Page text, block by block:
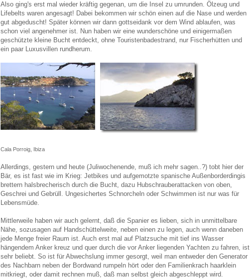
Also ging's erst mal wieder kräftig gegenan, um die Insel zu umrunden. Ölzeug und
Lifebelts waren angesagt! Dabei bekommen wir schön einen auf die Nase und werden
gut abgeduscht! Später können wir dann gottseidank vor dem Wind ablaufen, was
schon viel angenehmer ist. Nun haben wir eine wunderschöne und einigermaßen
geschützte kleine Bucht entdeckt, ohne Touristenbadestrand, nur Fischerhütten und
ein paar Luxusvillen rundherum.
Cala Porroig, Ibiza
Allerdings, gestern und heute (Juliwochenende, muß ich mehr sagen..?) tobt hier der
Bär, es ist fast wie im Krieg: Jetbikes und aufgemotzte spanische Außenborderdingis
brettern halsbrecherisch durch die Bucht, dazu Hubschrauberattacken von oben,
Geschrei und Gebrüll. Ungesichertes Schnorcheln oder Schwimmen ist nur was für
Lebensmüde.
Mittlerweile haben wir auch gelernt, daß die Spanier es lieben, sich in unmittelbare
Nähe, sozusagen auf Handschüttelweite, neben einen zu legen, auch wenn daneben
jede Menge freier Raum ist. Auch erst mal auf Platzsuche mit tief ins Wasser
hängendem Anker kreuz und quer durch die vor Anker liegenden Yachten zu fahren, ist
sehr beliebt. So ist für Abwechslung immer gesorgt, weil man entweder den Generator
des Nachbarn neben der Bordwand rumpeln hört oder den Familienkrach haarklein
mitkriegt, oder damit rechnen muß, daß man selbst gleich abgeschleppt wird.